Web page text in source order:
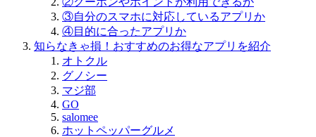
③自分のスマホに対応しているアプリか
④目的に合ったアプリか
知らなきゃ損！おすすめのお得なアプリを紹介
オトクル
グノシー
マジ部
GO
salomee
ホットペッパーグルメ